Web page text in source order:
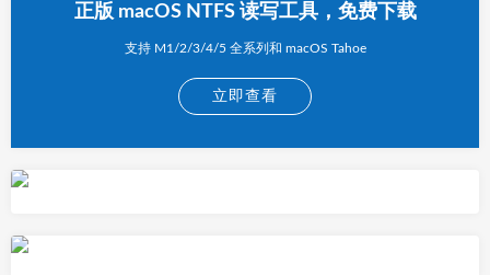
正版 macOS NTFS 读写工具，免费下载
支持 M1/2/3/4/5 全系列和 macOS Tahoe
立即查看